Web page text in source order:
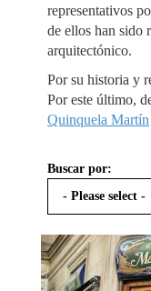
representativos
de ellos han sido
arquitectónico.
Por su historia y
Por este último,
Quinquela Martín
Buscar por: